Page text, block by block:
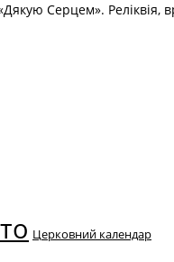
Серцем». Реліквія,
Церковний календар